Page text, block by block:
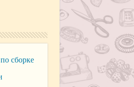
сборке